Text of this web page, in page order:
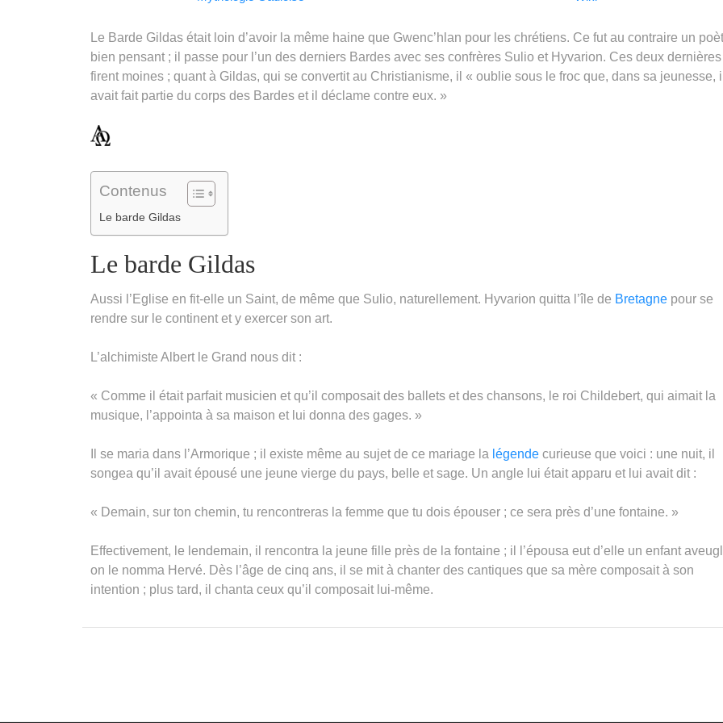
Le Barde Gildas était loin d’avoir la même haine que Gwenc’hlan pour les chrétiens. Ce fut au contraire un
bien pensant ; il passe pour l’un des derniers Bardes avec ses confrères Sulio et Hyvarion. Ces deux
firent moines ; quant à Gildas, qui se convertit au Christianisme, il « oublie sous le froc que, dans sa jeunesse,
avait fait partie du corps des Bardes et il déclame contre eux. »
Contenus
Le barde Gildas
Le barde Gildas
Aussi l’Eglise en fit-elle un Saint, de même que Sulio, naturellement. Hyvarion quitta l’île de Bretagne pour se
rendre sur le continent et y exercer son art.
L’alchimiste Albert le Grand nous dit :
« Comme il était parfait musicien et qu’il composait des ballets et des chansons, le roi Childebert, qui aimait la
musique, l’appointa à sa maison et lui donna des gages. »
Il se maria dans l’Armorique ; il existe même au sujet de ce mariage la légende curieuse que voici : une nuit, il
songea qu’il avait épousé une jeune vierge du pays, belle et sage. Un angle lui était apparu et lui avait dit :
« Demain, sur ton chemin, tu rencontreras la femme que tu dois épouser ; ce sera près d’une fontaine. »
Effectivement, le lendemain, il rencontra la jeune fille près de la fontaine ; il l’épousa eut d’elle un enfant
on le nomma Hervé. Dès l’âge de cinq ans, il se mit à chanter des cantiques que sa mère composait à son
intention ; plus tard, il chanta ceux qu’il composait lui-même.